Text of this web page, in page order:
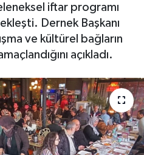
iftar programı
Dernek Başkanı
ve kültürel bağların
açıkladı.